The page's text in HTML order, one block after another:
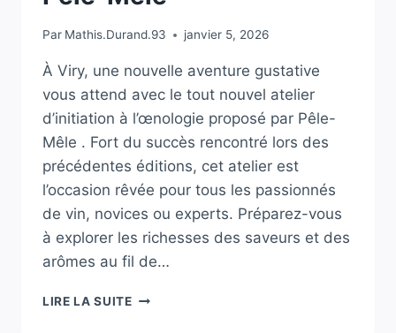
Par Mathis.Durand.93 janvier 5, 2026
À Viry, une nouvelle aventure gustative
vous attend avec le tout nouvel atelier
d’initiation à l’œnologie proposé par Pêle-
Mêle . Fort du succès rencontré lors des
précédentes éditions, cet atelier est
l’occasion rêvée pour tous les passionnés
de vin, novices ou experts. Préparez-vous
à explorer les richesses des saveurs et des
arômes au fil de…
LIRE LA SUITEVIRY